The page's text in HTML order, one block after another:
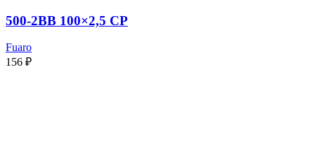
500-2BB 100×2,5 CP
Fuaro
156 ₽